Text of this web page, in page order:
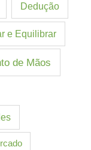
Dedução
e Equilibrar
de Mãos